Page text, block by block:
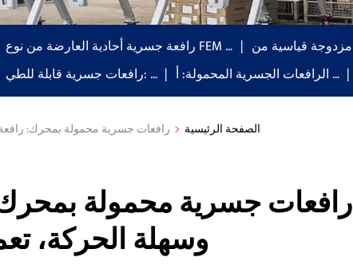
رافعة جسرية أحادية العارضة من نوع FEM …
رافعات جسرية قابلة للطي: …
الرافعات الجسرية المحمولة: أ …
الصفحة الرئيسية رافعات جسرية محمولة بمحرك: رافعة
رافعات جسرية محمولة بمحرك:
وسهلة الحركة،